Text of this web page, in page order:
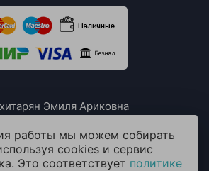
Эмиля Ариковна
771385063807
319508100076230
работы мы можем собирать
cookies и сервис
Это соответствует политике